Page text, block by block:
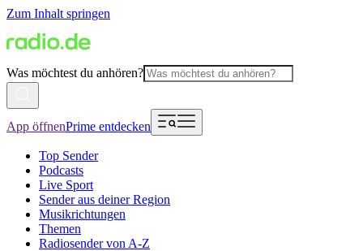
Zum Inhalt springen
Was möchtest du anhören?
App öffnenPrime entdecken
Top Sender
Podcasts
Live Sport
Sender aus deiner Region
Musikrichtungen
Themen
Radiosender von A-Z